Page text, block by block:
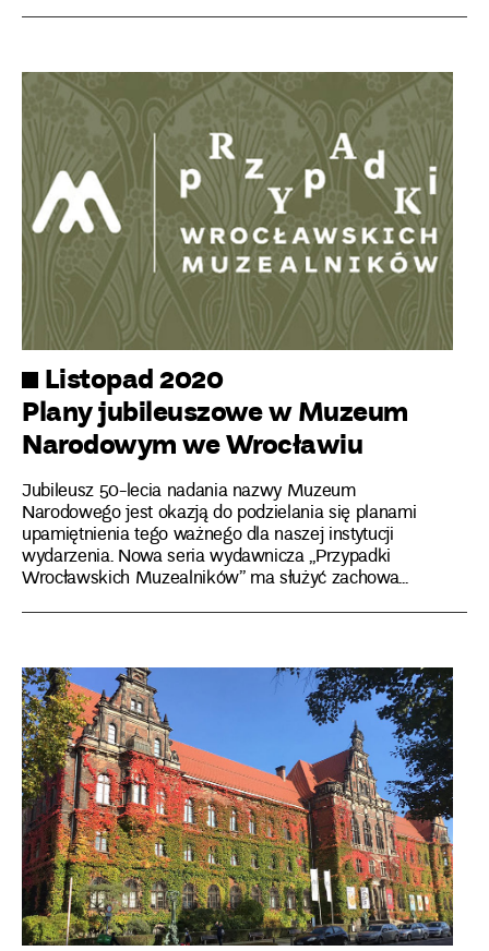
Listopad 2020
Plany jubileuszowe w Muzeum
Narodowym we Wrocławiu
Jubileusz 50-lecia nadania nazwy Muzeum
Narodowego jest okazją do podzielania się planami
upamiętnienia tego ważnego dla naszej instytucji
wydarzenia. Nowa seria wydawnicza „Przypadki
Wrocławskich Muzealników” ma służyć zachowa...